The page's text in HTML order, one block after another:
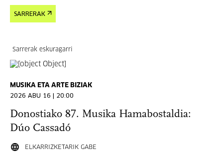
SARRERAK
Sarrerak eskuragarri
MUSIKA ETA ARTE BIZIAK
2026 ABU 16 | 20:00
Donostiako 87. Musika Hamabostaldia:
Dúo Cassadó
ELKARRIZKETARIK GABE